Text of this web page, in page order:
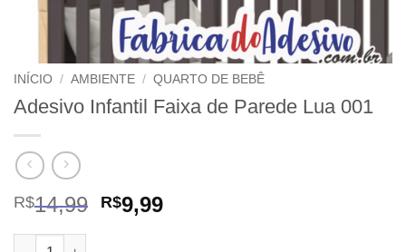
INÍCIO / AMBIENTE / QUARTO DE BEBÊ
Adesivo Infantil Faixa de Parede Lua 001
R$14,99 O
R$9,99O
Adesivo Infantil Faixa de Parede Lua 001 quantidade